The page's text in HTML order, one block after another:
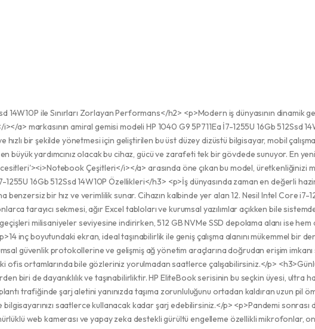
14W10P ile Sınırları Zorlayan Performans</h2> <p>Modern iş dünyasının
markasının amiral gemisi modeli HP 1040 G9 5P711Ea İ7-1255U 16Gb 512Ssd
hızlı bir şekilde yönetmesi için geliştirilen bu üst düzey dizüstü bilgisayar, mobil
büyük yardımcınız olacak bu cihaz, gücü ve zarafeti tek bir gövdede sunuyor. En
Çeşitleri</i></a> arasında öne çıkan bu model, üretkenliğinizi
1255U 16Gb 512Ssd 14W10P Özellikleri</h3> <p>İş dünyasında zaman en değerli
benzersiz bir hız ve verimlilik sunar. Cihazın kalbinde yer alan 12. Nesil Intel Core
tarayıcı sekmesi, ağır Excel tabloları ve kurumsal yazılımlar açıkken bile
milisaniyeler seviyesine indirirken, 512 GB NVMe SSD depolama alanı ise hem
inç boyutundaki ekran, ideal taşınabilirlik ile geniş çalışma alanını mükemmel bir
güvenlik protokollerine ve gelişmiş ağ yönetim araçlarına doğrudan erişim
ofis ortamlarında bile gözleriniz yorulmadan saatlerce çalışabilirsiniz.</p>
biri de dayanıklılık ve taşınabilirliktir. HP EliteBook serisinin bu seçkin üyesi, ultra
trafiğinde şarj aletini yanınızda taşıma zorunluluğunu ortadan kaldıran uzun pil
saatlerce kullanacak kadar şarj edebilirsiniz.</p> <p>Pandemi
web kamerası ve yapay zeka destekli gürültü engelleme özellikli mikrofonlar,